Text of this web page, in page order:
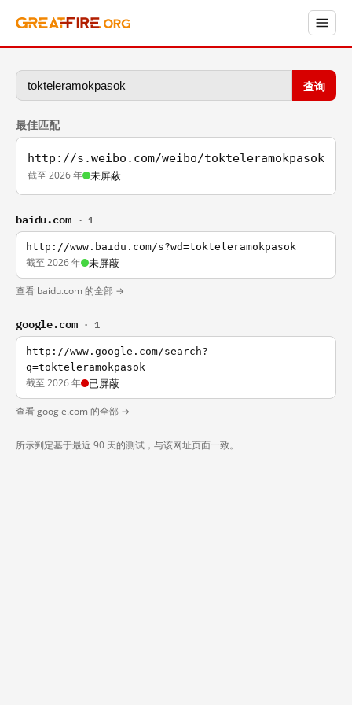
查询
最佳匹配
http://s.weibo.com/weibo/tokteleramokpasok
截至 2026 年 未屏蔽
baidu.com · 1
http://www.baidu.com/s?wd=tokteleramokpasok
截至 2026 年 未屏蔽
查看 baidu.com 的全部 →
google.com · 1
http://www.google.com/search?
q=tokteleramokpasok
截至 2026 年 已屏蔽
查看 google.com 的全部 →
所示判定基于最近 90 天的测试，与该网址页面一致。